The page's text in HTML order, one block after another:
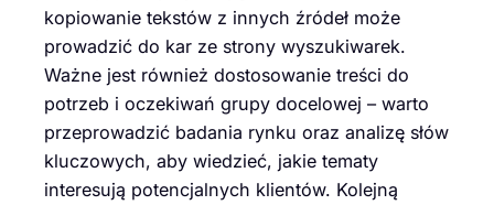
kopiowanie tekstów z innych źródeł może
prowadzić do kar ze strony wyszukiwarek.
Ważne jest również dostosowanie treści do
potrzeb i oczekiwań grupy docelowej – warto
przeprowadzić badania rynku oraz analizę słów
kluczowych, aby wiedzieć, jakie tematy
interesują potencjalnych klientów. Kolejną